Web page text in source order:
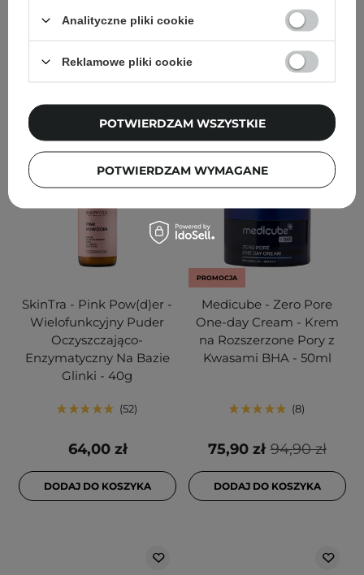
89,90 zł
71,90 zł
198
129,00 zł
SkinTra - Pink Pow(d)er -
Wielofunkcyjny Puder
Oczyszczająco-
Enzymatyczny Na Bazie
Glinki - 40g
52
64,00 zł
DODAJ DO KOSZYKA
PROMOCJA
Medicube - Zero Pore
One-day Cream - Krem
na Rozszerzone Pory z
Kwasami BHA - 50ml
8
94,90 zł
75,90 zł
DODAJ DO KOSZYKA
Analityczne pliki cookie
Reklamowe pliki cookie
POTWIERDZAM WYMAGANE
POTWIERDZAM WSZYSTKIE